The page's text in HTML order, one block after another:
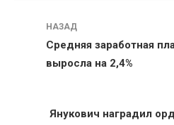
Навигация
НАЗАД
Средняя заработная
выросла на 2,4%
Янукович наградил